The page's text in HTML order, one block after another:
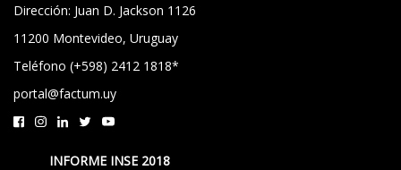
Dirección: Juan D. Jackson 1126
11200 Montevideo, Uruguay
Teléfono (+598) 2412 1818*
portal@factum.uy
INFORME INSE 2018